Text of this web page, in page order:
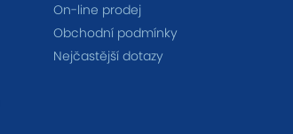
On-line prodej
Obchodní podmínky
Nejčastější dotazy